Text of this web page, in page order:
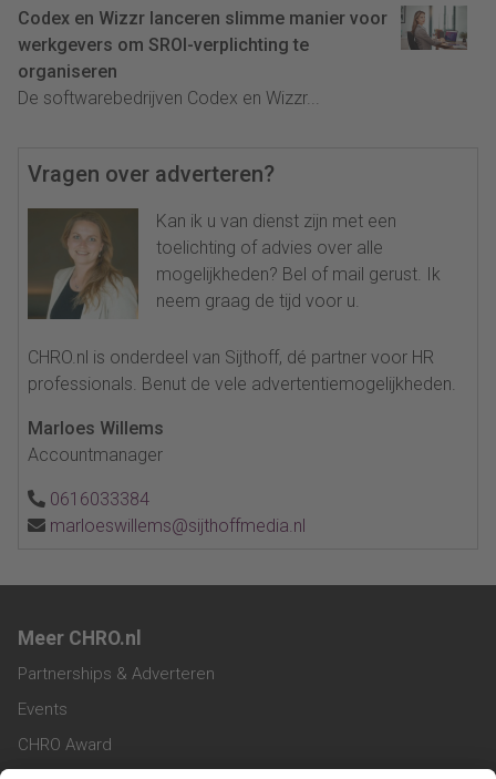
Codex en Wizzr lanceren slimme manier voor
werkgevers om SROI-verplichting te
organiseren
De softwarebedrijven Codex en Wizzr...
Vragen over adverteren?
Kan ik u van dienst zijn met een
toelichting of advies over alle
mogelijkheden? Bel of mail gerust. Ik
neem graag de tijd voor u.
CHRO.nl is onderdeel van Sijthoff, dé partner voor HR
professionals. Benut de vele advertentiemogelijkheden.
Marloes Willems
Accountmanager
0616033384
marloeswillems@sijthoffmedia.nl
Meer CHRO.nl
Partnerships & Adverteren
Events
CHRO Award